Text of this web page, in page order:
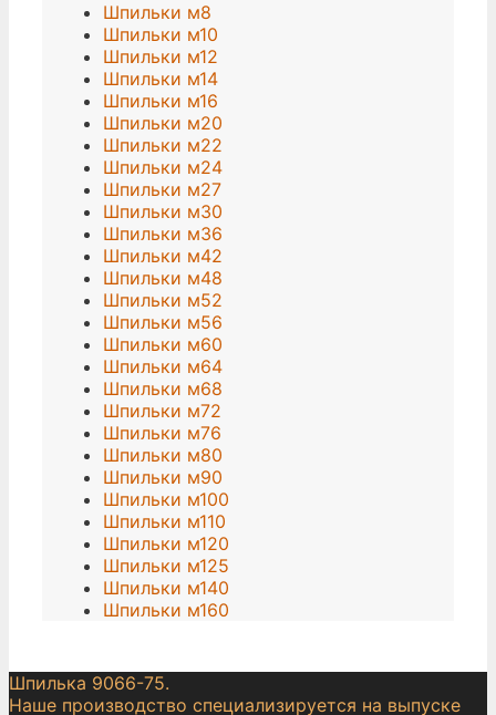
Шпильки м8
Шпильки м10
Шпильки м12
Шпильки м14
Шпильки м16
Шпильки м20
Шпильки м22
Шпильки м24
Шпильки м27
Шпильки м30
Шпильки м36
Шпильки м42
Шпильки м48
Шпильки м52
Шпильки м56
Шпильки м60
Шпильки м64
Шпильки м68
Шпильки м72
Шпильки м76
Шпильки м80
Шпильки м90
Шпильки м100
Шпильки м110
Шпильки м120
Шпильки м125
Шпильки м140
Шпильки м160
Шпилька 9066-75.
Наше производство специализируется на выпуске